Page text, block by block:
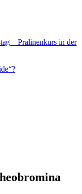
– Pralinenkurs in der